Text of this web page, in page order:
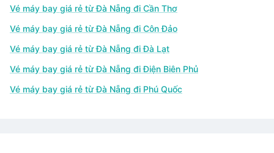
Vé máy bay giá rẻ từ Đà Nẵng đi Cần Thơ
Vé máy bay giá rẻ từ Đà Nẵng đi Côn Đảo
Vé máy bay giá rẻ từ Đà Nẵng đi Đà Lạt
Vé máy bay giá rẻ từ Đà Nẵng đi Điện Biên Phủ
Vé máy bay giá rẻ từ Đà Nẵng đi Phú Quốc